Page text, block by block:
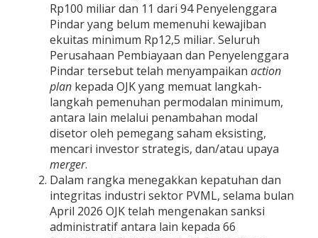
Rp100 miliar dan 11 dari 94 Penyelenggara
Pindar yang belum memenuhi kewajiban
ekuitas minimum Rp12,5 miliar. Seluruh
Perusahaan Pembiayaan dan Penyelenggara
Pindar tersebut telah menyampaikan action
plan kepada OJK yang memuat langkah-
langkah pemenuhan permodalan minimum,
antara lain melalui penambahan modal
disetor oleh pemegang saham eksisting,
mencari investor strategis, dan/atau upaya
merger.
Dalam rangka menegakkan kepatuhan dan
integritas industri sektor PVML, selama bulan
April 2026 OJK telah mengenakan sanksi
administratif antara lain kepada 66